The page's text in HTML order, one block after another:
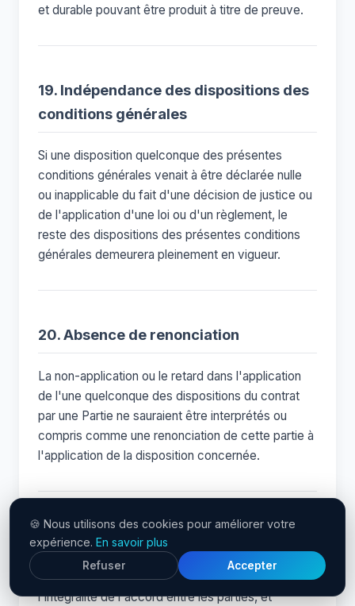
et durable pouvant être produit à titre de preuve.
19. Indépendance des dispositions des
conditions générales
Si une disposition quelconque des présentes
conditions générales venait à être déclarée nulle
ou inapplicable du fait d'une décision de justice ou
de l'application d'une loi ou d'un règlement, le
reste des dispositions des présentes conditions
générales demeurera pleinement en vigueur.
20. Absence de renonciation
La non-application ou le retard dans l'application
de l'une quelconque des dispositions du contrat
par une Partie ne sauraient être interprétés ou
compris comme une renonciation de cette partie à
l'application de la disposition concernée.
21. Intégralité
Les présentes conditions générales constituent
l'intégralité de l'accord entre les parties, et
🍪 Nous utilisons des cookies pour améliorer votre
expérience. En savoir plus
Refuser Accepter